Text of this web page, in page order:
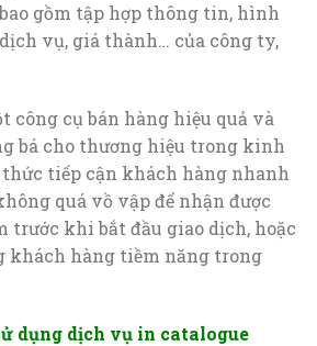
gồm tập hợp thông tin, hình
vụ, giá thành… của công ty,
công cụ bán hàng hiệu quả và
bá cho thương hiệu trong kinh
thức tiếp cận khách hàng nhanh
quá vồ vập để nhận được
trước khi bắt đầu giao dịch, hoặc
khách hàng tiềm năng trong
dụng dịch vụ in catalogue